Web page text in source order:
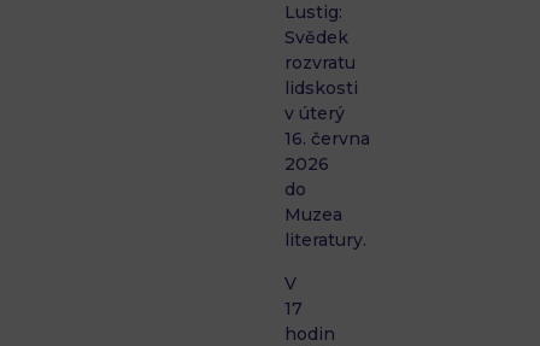
Lustig:
Svědek
rozvratu
lidskosti
v úterý
16. června
2026
do
Muzea
literatury.
V
17
hodin